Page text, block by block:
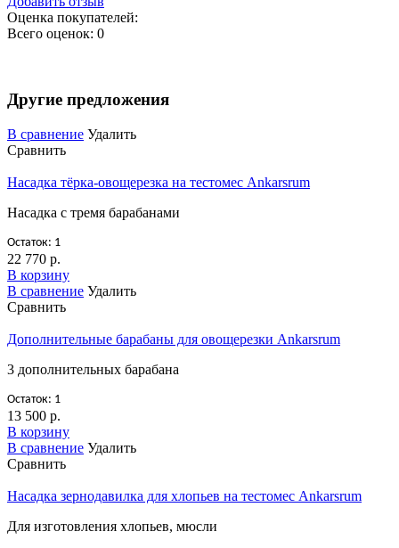
Оценка покупателей:
Всего оценок: 0
Другие предложения
В сравнение Удалить
Сравнить
Насадка тёрка-овощерезка на тестомес Ankarsrum
Насадка с тремя барабанами
Остаток: 1
22 770 р.
В корзину
В сравнение Удалить
Сравнить
Дополнительные барабаны для овощерезки Ankarsrum
3 дополнительных барабана
Остаток: 1
13 500 р.
В корзину
В сравнение Удалить
Сравнить
Насадка зернодавилка для хлопьев на тестомес Ankarsrum
Для изготовления хлопьев, мюсли